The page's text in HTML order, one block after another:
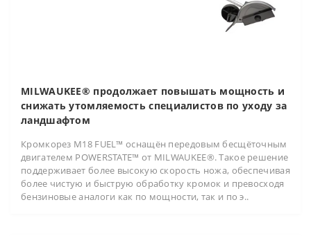
MILWAUKEE® продолжает повышать мощность и
снижать утомляемость специалистов по уходу за
ландшафтом
Кромкорез M18 FUEL™ оснащён передовым бесщёточным
двигателем POWERSTATE™ от MILWAUKEE®. Такое решение
поддерживает более высокую скорость ножа, обеспечивая
более чистую и быструю обработку кромок и превосходя
бензиновые аналоги как по мощности, так и по э..